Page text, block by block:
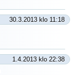
30.3.2013 klo 11:18
1.4.2013 klo 22:38